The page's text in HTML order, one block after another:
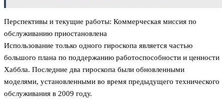
Перспективы и текущие работы: Коммерческая миссия по
обслуживанию приостановлена
Использование только одного гироскопа является частью
большого плана по поддержанию работоспособности и ценности
Хаббла. Последние два гироскопа были обновленными
моделями, установленными во время предыдущего технического
обслуживания в 2009 году.